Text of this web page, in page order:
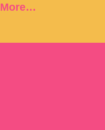
More…